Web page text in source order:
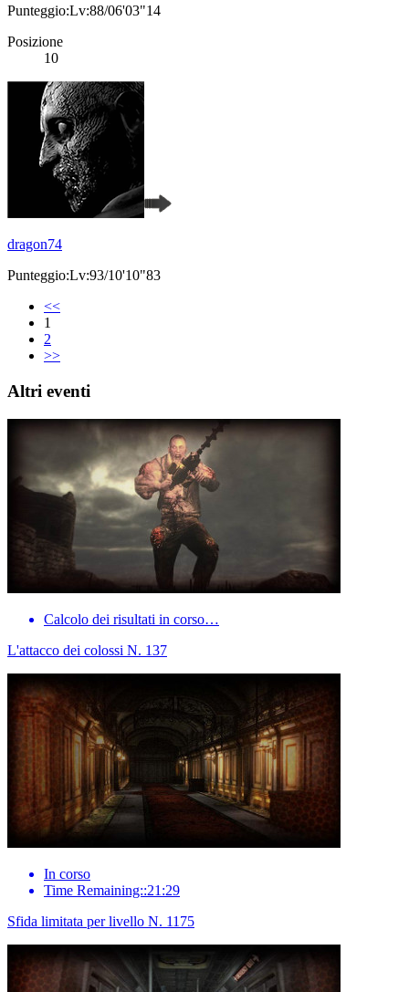
Punteggio:Lv:88/06'03"14
Posizione
10
dragon74
Punteggio:Lv:93/10'10"83
<<
1
2
>>
Altri eventi
Calcolo dei risultati in corso…
L'attacco dei colossi N. 137
In corso
Time Remaining::21:29
Sfida limitata per livello N. 1175